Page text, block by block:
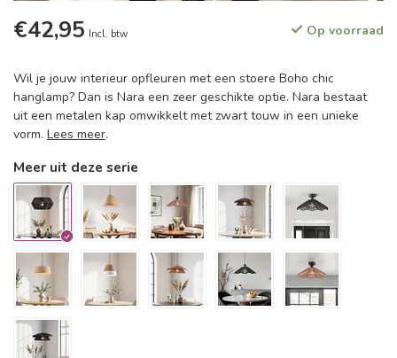
€42,95 Incl. btw Op voorraad
Wil je jouw interieur opfleuren met een stoere Boho chic
hanglamp? Dan is Nara een zeer geschikte optie. Nara bestaat
uit een metalen kap omwikkelt met zwart touw in een unieke
vorm. Lees meer.
Meer uit deze serie